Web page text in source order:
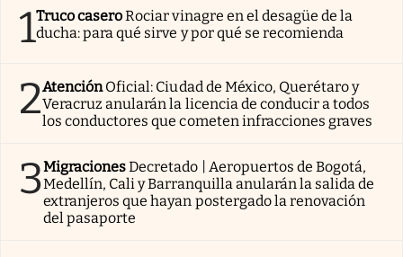
1Truco caseroRociar vinagre en el desagüe de la
ducha: para qué sirve y por qué se recomienda
2AtenciónOficial: Ciudad de México, Querétaro y
Veracruz anularán la licencia de conducir a todos
los conductores que cometen infracciones graves
3MigracionesDecretado | Aeropuertos de Bogotá,
Medellín, Cali y Barranquilla anularán la salida de
extranjeros que hayan postergado la renovación
del pasaporte